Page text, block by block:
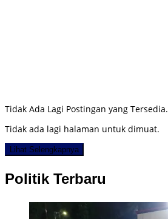
Tidak Ada Lagi Postingan yang Tersedia.
Tidak ada lagi halaman untuk dimuat.
Lihat Selengkapnya
Politik Terbaru